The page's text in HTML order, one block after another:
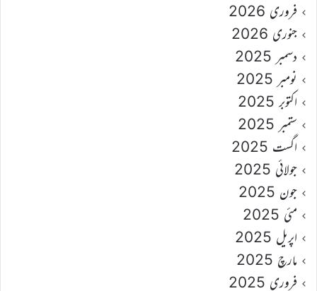
فروری 2026
جنوری 2026
دسمبر 2025
نومبر 2025
اکتوبر 2025
ستمبر 2025
اگست 2025
جولائی 2025
جون 2025
مئی 2025
اپریل 2025
مارچ 2025
فروری 2025